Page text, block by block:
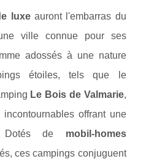
luxeauront l'embarras du
ville connue pour ses
adossés à une nature
étoiles, tels que le
Le Bois de Valmarie,
offrant une
Dotés de mobil-homes
ces campings conjuguent